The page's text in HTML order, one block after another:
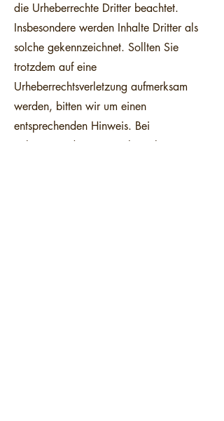
die Urheberrechte Dritter beachtet.
Insbesondere werden Inhalte Dritter als
solche gekennzeichnet. Sollten Sie
trotzdem auf eine
Urheberrechtsverletzung aufmerksam
werden, bitten wir um einen
entsprechenden Hinweis. Bei
Bekanntwerden von Rechtsverletzungen